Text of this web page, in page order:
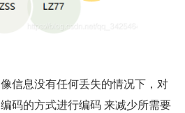
信息没有任何丢失的情况下，对
码的方式进行编码 来减少所需要